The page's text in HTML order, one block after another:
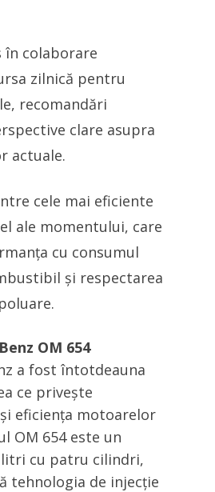
în colaborare
zilnică pentru
recomandări
clare asupra
actuale.
cele mai eficiente
ale momentului, care
cu consumul
și respectarea
OM 654
a fost întotdeauna
ce privește
eficiența motoarelor
OM 654 este un
cu patru cilindri,
tehnologia de injecție